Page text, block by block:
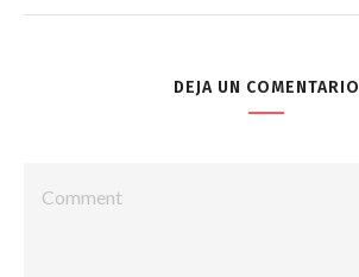
DEJA UN COMENTARIO